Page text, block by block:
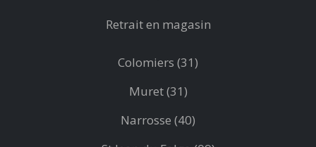
Retrait en magasin
Colomiers (31)
Muret (31)
Narrosse (40)